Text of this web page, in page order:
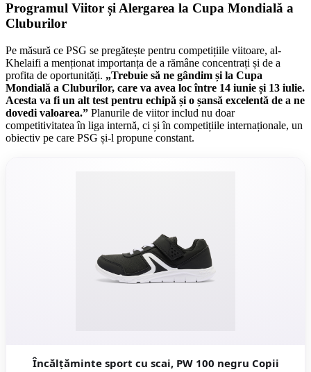
Programul Viitor și Alergarea la Cupa Mondială a
Cluburilor
Pe măsură ce PSG se pregătește pentru competițiile viitoare, al-
Khelaifi a menționat importanța de a rămâne concentrați și de a
profita de oportunități. „Trebuie să ne gândim și la Cupa
Mondială a Cluburilor, care va avea loc între 14 iunie și 13 iulie.
Acesta va fi un alt test pentru echipă și o șansă excelentă de a ne
dovedi valoarea.” Planurile de viitor includ nu doar
competitivitatea în liga internă, ci și în competițiile internaționale, un
obiectiv pe care PSG și-l propune constant.
Încălțăminte sport cu scai, PW 100 negru Copii